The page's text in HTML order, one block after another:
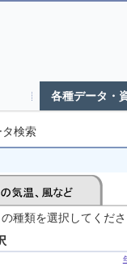
各種データ・
検索
種類を選択してくだ